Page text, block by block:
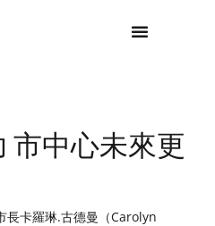
市中心未來更
長卡羅琳.古德曼（Carolyn